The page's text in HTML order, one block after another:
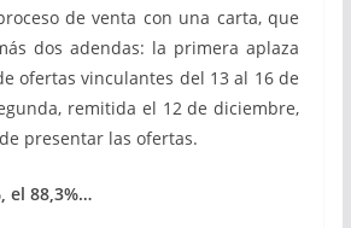
de venta con una carta, que
dos adendas: la primera aplaza
ofertas vinculantes del 13 al 16 de
remitida el 12 de diciembre,
presentar las ofertas.
el 88,3%…